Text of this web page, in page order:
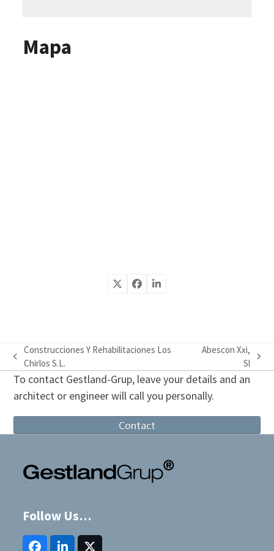
Mapa
previous
post:
Construcciones Y Rehabilitaciones Los
Chirlos S.L.
post:
Abescon Xxi,
Sl
To contact Gestland-Grup, leave your details and an
architect or engineer will call you personally.
Contact
Follow Us…